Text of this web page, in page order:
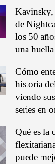
de
los 50
una
Cómo
historia
viendo
series en
Qué es la
puede